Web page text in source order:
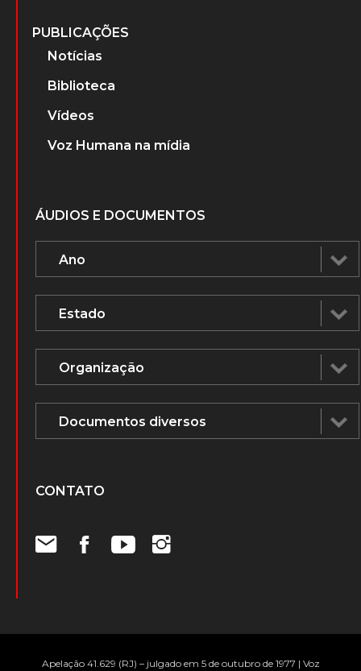
PUBLICAÇÕES
Notícias
Biblioteca
Vídeos
Voz Humana na mídia
ÁUDIOS E DOCUMENTOS
CONTATO
Apelação 41.629 (RJ) – julgado em 5 de outubro de 1977 | Voz